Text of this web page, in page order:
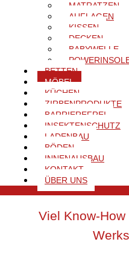
MATRATZEN
AUFLAGEN
KISSEN
DECKEN
BABYWELLE
BETTEN
MÖBEL
KÜCHEN
ZIRBENPRODUKTE
BARRIEREFREI
INSEKTENSCHUTZ
LADENBAU
BÖDEN
INNENAUSBAU
KONTAKT
ÜBER UNS
Wofür auch immer Sie sich
Fall: Ihr Schreiner-
wenn es um Ihre
Schlafzimmer bis hin zum
effiziente, kreative
setzen die professionelle
Umsetzung, das Design
Kompletteinrichtungen.
Planung bis ins Detail, die
bis hin zur termingetreuen
Montage – Ihr Schreiner
Innenräume! Und setzt
Viel Know-